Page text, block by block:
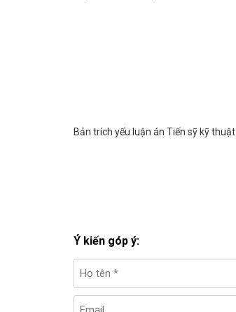
Bản trích yếu luận án Tiến sỹ kỹ
Ý kiến góp ý: